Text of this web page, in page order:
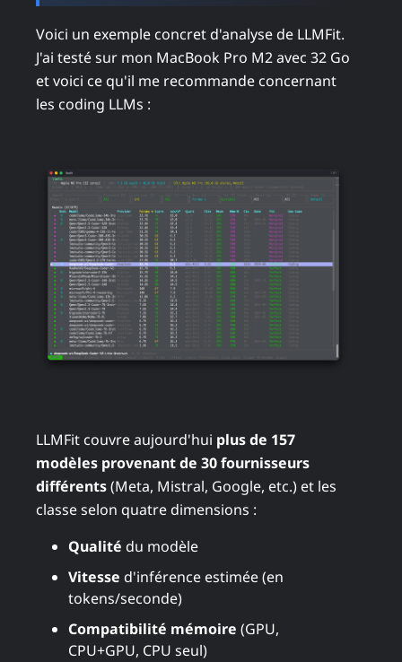
Voici un exemple concret d'analyse de LLMFit.
J'ai testé sur mon MacBook Pro M2 avec 32 Go
et voici ce qu'il me recommande concernant
les coding LLMs :
LLMFit couvre aujourd'hui plus de 157
modèles provenant de 30 fournisseurs
différents(Meta, Mistral, Google, etc.) et les
classe selon quatre dimensions :
Qualité du modèle
Vitesse d'inférence estimée (en
tokens/seconde)
Compatibilité mémoire (GPU,
CPU+GPU, CPU seul)